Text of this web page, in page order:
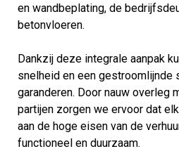
en wandbeplating, de
betonvloeren.
Dankzij deze integrale aanpak
snelheid en een gestroomlijnde
garanderen. Door nauw overleg
partijen zorgen we ervoor dat
aan de hoge eisen van de
functioneel en duurzaam.